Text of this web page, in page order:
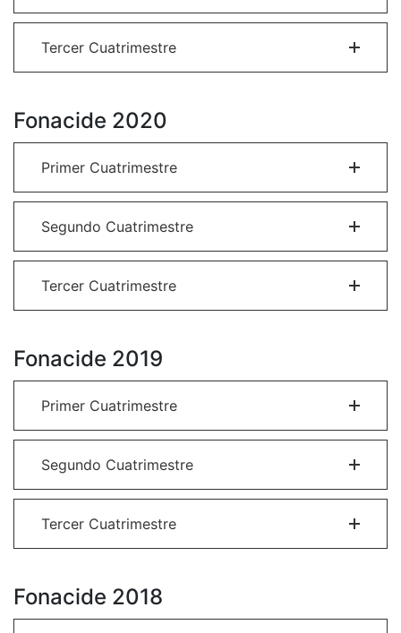
Tercer Cuatrimestre
Fonacide 2020
Primer Cuatrimestre
Segundo Cuatrimestre
Tercer Cuatrimestre
Fonacide 2019
Primer Cuatrimestre
Segundo Cuatrimestre
Tercer Cuatrimestre
Fonacide 2018